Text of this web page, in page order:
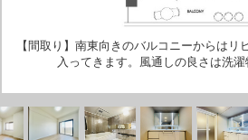
【間取り】南東向きのバルコニーからは
入ってきます。風通しの良さは洗